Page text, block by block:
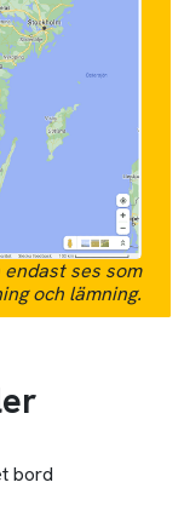
ses som
och lämning.
bord